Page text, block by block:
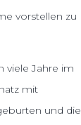
vorstellen zu
viele Jahre im
mit
und die